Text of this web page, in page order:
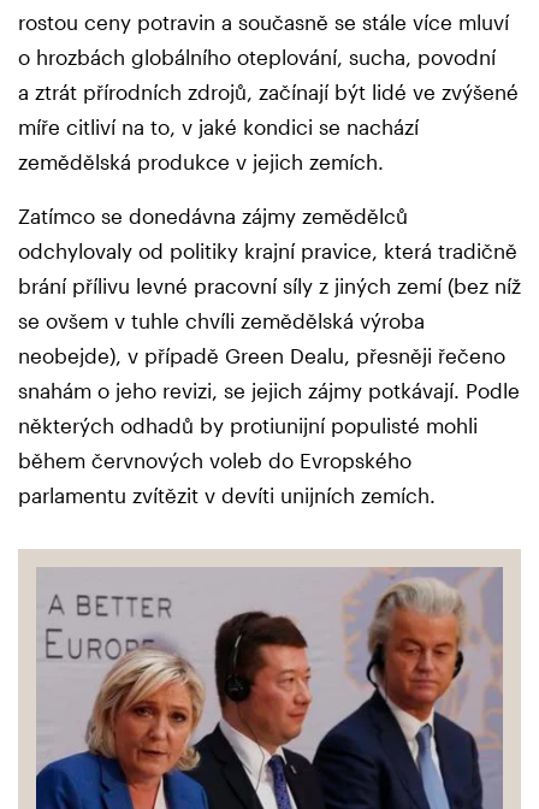
rostou ceny potravin a současně se stále více mluví
o hrozbách globálního oteplování, sucha, povodní
a ztrát přírodních zdrojů, začínají být lidé ve zvýšené
míře citliví na to, v jaké kondici se nachází
zemědělská produkce v jejich zemích.
Zatímco se donedávna zájmy zemědělců
odchylovaly od politiky krajní pravice, která tradičně
brání přílivu levné pracovní síly z jiných zemí (bez níž
se ovšem v tuhle chvíli zemědělská výroba
neobejde), v případě Green Dealu, přesněji řečeno
snahám o jeho revizi, se jejich zájmy potkávají. Podle
některých odhadů by protiunijní populisté mohli
během červnových voleb do Evropského
parlamentu zvítězit v devíti unijních zemích.